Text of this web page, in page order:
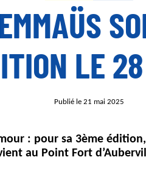
LE
Publié le 21 mai 2025
: pour sa 3ème
au Point Fort